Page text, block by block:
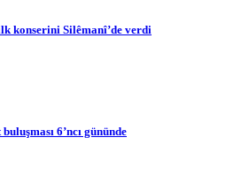
konserini Silêmanî’de verdi
6’ncı gününde